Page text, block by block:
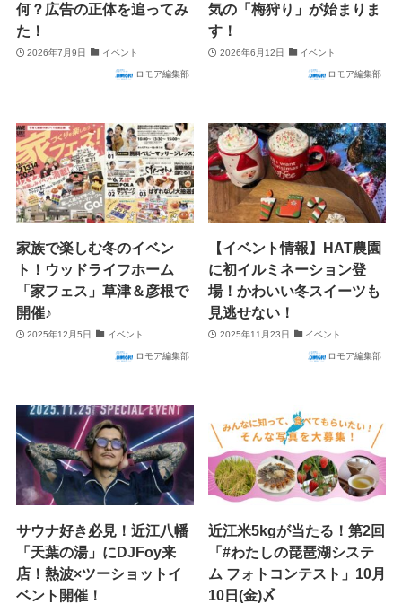
何？広告の正体を追ってみ
た！
2026年7月9日 イベント
ロモア編集部
気の「梅狩り」が始まりま
す！
2026年6月12日 イベント
ロモア編集部
家族で楽しむ冬のイベン
ト！ウッドライフホーム
「家フェス」草津＆彦根で
開催♪
2025年12月5日 イベント
ロモア編集部
【イベント情報】HAT農園
に初イルミネーション登
場！かわいい冬スイーツも
見逃せない！
2025年11月23日 イベント
ロモア編集部
サウナ好き必見！近江八幡
「天葉の湯」にDJFoy来
店！熱波×ツーショットイ
ベント開催！
近江米5kgが当たる！第2回
「#わたしの琵琶湖システ
ム フォトコンテスト」10月
10日(金)〆